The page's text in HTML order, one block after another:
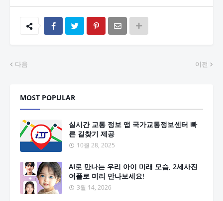
다음 이전
MOST POPULAR
실시간 교통 정보 앱 국가교통정보센터 빠
른 길찾기 제공
10월 28, 2025
AI로 만나는 우리 아이 미래 모습, 2세사진
어플로 미리 만나보세요!
3월 14, 2026